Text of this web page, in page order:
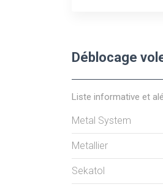
Déblocage
Liste informative et
Metal System
Metallier
Sekatol